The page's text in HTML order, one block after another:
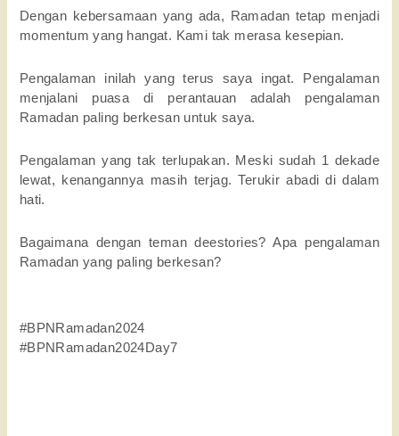
Dengan kebersamaan yang ada, Ramadan tetap menjadi
momentum yang hangat. Kami tak merasa kesepian.
Pengalaman inilah yang terus saya ingat. Pengalaman
menjalani puasa di perantauan adalah pengalaman
Ramadan paling berkesan untuk saya.
Pengalaman yang tak terlupakan. Meski sudah 1 dekade
lewat, kenangannya masih terjag. Terukir abadi di dalam
hati.
Bagaimana dengan teman deestories? Apa pengalaman
Ramadan yang paling berkesan?
#BPNRamadan2024
#BPNRamadan2024Day7